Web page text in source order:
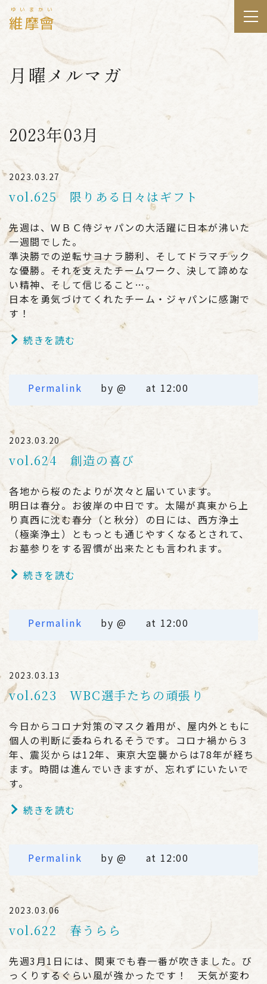
維摩會
ゆいまかい
月曜メルマガ
2023年03月
2023.03.27
vol.625 限りある日々はギフト
先週は、ＷＢＣ侍ジャパンの大活躍に日本が沸いた
一週間でした。
準決勝での逆転サヨナラ勝利、そしてドラマチック
な優勝。それを支えたチームワーク、決して諦めな
い精神、そして信じること…。
日本を勇気づけてくれたチーム・ジャパンに感謝で
す！
続きを読む
Permalink by @ at 12:00
2023.03.20
vol.624 創造の喜び
各地から桜のたよりが次々と届いています。
明日は春分。お彼岸の中日です。太陽が真東から上
り真西に沈む春分（と秋分）の日には、西方浄土
（極楽浄土）ともっとも通じやすくなるとされて、
お墓参りをする習慣が出来たとも言われます。
続きを読む
Permalink by @ at 12:00
2023.03.13
vol.623 WBC選手たちの頑張り
今日からコロナ対策のマスク着用が、屋内外ともに
個人の判断に委ねられるそうです。コロナ禍から３
年、震災からは12年、東京大空襲からは78年が経ち
ます。時間は進んでいきますが、忘れずにいたいで
す。
続きを読む
Permalink by @ at 12:00
2023.03.06
vol.622 春うらら
先週3月1日には、関東でも春一番が吹きました。び
っくりするぐらい風が強かったです！ 天気が変わ